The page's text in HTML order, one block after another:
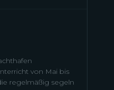
von Mai bis
regelmäßig segeln